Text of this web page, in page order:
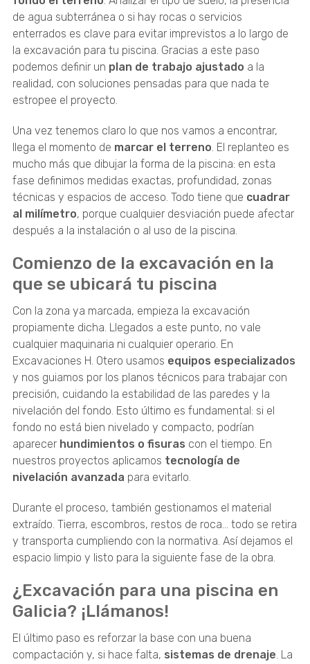
de agua subterránea o si hay rocas o servicios
enterrados es clave para evitar imprevistos a lo largo de
la excavación para tu piscina. Gracias a este paso
podemos definir un plan de trabajo ajustado a la
realidad, con soluciones pensadas para que nada te
estropee el proyecto.
Una vez tenemos claro lo que nos vamos a encontrar,
llega el momento de marcar el terreno. El replanteo es
mucho más que dibujar la forma de la piscina: en esta
fase definimos medidas exactas, profundidad, zonas
técnicas y espacios de acceso. Todo tiene que cuadrar
al milímetro, porque cualquier desviación puede afectar
después a la instalación o al uso de la piscina.
Comienzo de la excavación en la
que se ubicará tu piscina
Con la zona ya marcada, empieza la excavación
propiamente dicha. Llegados a este punto, no vale
cualquier maquinaria ni cualquier operario. En
Excavaciones H. Otero usamos equipos especializados
y nos guiamos por los planos técnicos para trabajar con
precisión, cuidando la estabilidad de las paredes y la
nivelación del fondo. Esto último es fundamental: si el
fondo no está bien nivelado y compacto, podrían
aparecer hundimientos o fisuras con el tiempo. En
nuestros proyectos aplicamos tecnología de
nivelación avanzada para evitarlo.
Durante el proceso, también gestionamos el material
extraído. Tierra, escombros, restos de roca... todo se retira
y transporta cumpliendo con la normativa. Así dejamos el
espacio limpio y listo para la siguiente fase de la obra.
¿Excavación para una piscina en
Galicia? ¡Llámanos!
El último paso es reforzar la base con una buena
compactación y, si hace falta, sistemas de drenaje. La